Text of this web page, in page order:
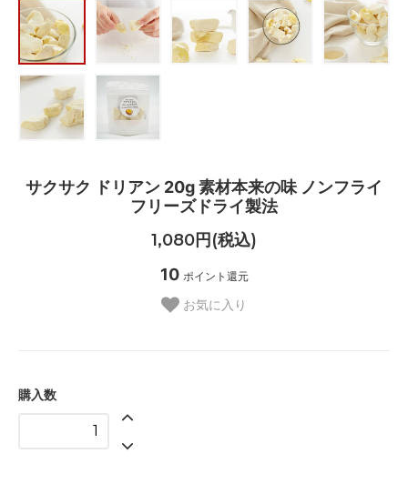
サクサク ドリアン 20g 素材本来の味 ノンフライ
フリーズドライ製法
1,080円(税込)
10 ポイント還元
お気に入り
購入数